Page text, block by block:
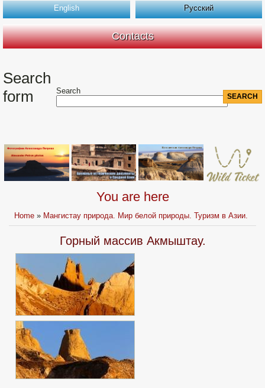
English Русский
Contacts
Search
form
Search
You are here
Home » Мангистау природа. Мир белой природы. Туризм в Азии.
Горный массив Акмыштау.